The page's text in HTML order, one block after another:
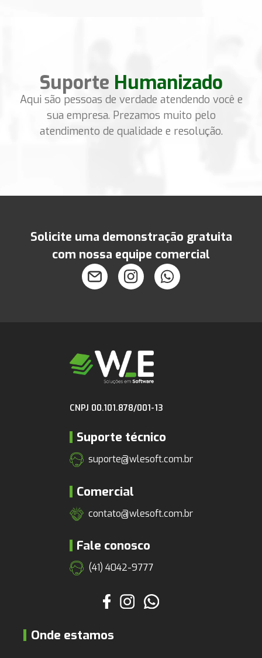
Suporte Humanizado
Aqui são pessoas de verdade atendendo você e
sua empresa. Prezamos muito pelo
atendimento de qualidade e resolução.
Solicite uma demonstração gratuita
com nossa equipe comercial
CNPJ 00.101.878/001-13
Suporte técnico
suporte@wlesoft.com.br
Comercial
contato@wlesoft.com.br
Fale conosco
(41) 4042-9777
Onde estamos